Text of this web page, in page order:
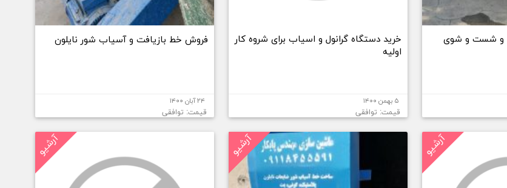
و شست و شوی
خرید دستگاه گرانول و اسیاب برای شروه کار
اولیه
۵ بهمن ۱۴۰۰
قیمت: توافقی
فروش خط بازیافت و آسیاب شور نایلون
۲۴ آبان ۱۴۰۰
قیمت: توافقی
آرشیو آرشیو آرشیو